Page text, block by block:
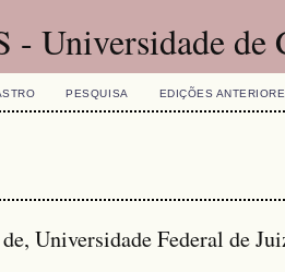
- Universidade de
PESQUISA EDIÇÕES
Universidade Federal de